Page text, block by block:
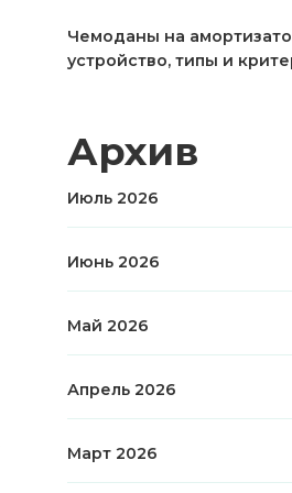
Чемоданы на
устройство, типы и
Архив
Июль 2026
Июнь 2026
Май 2026
Апрель 2026
Март 2026